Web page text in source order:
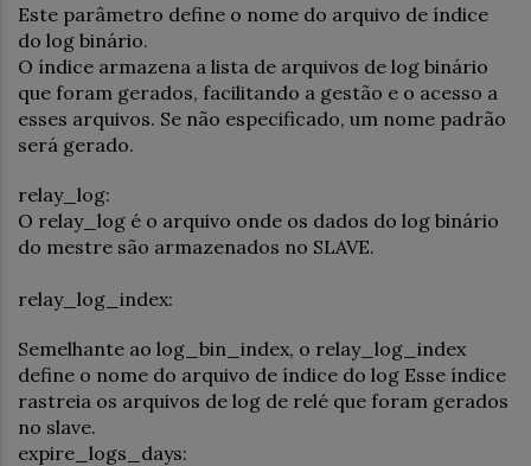
Este parâmetro define o nome do arquivo de índice
do log binário.
O índice armazena a lista de arquivos de log binário
que foram gerados, facilitando a gestão e o acesso a
esses arquivos. Se não especificado, um nome padrão
será gerado.
relay_log:
O relay_log é o arquivo onde os dados do log binário
do mestre são armazenados no SLAVE.
relay_log_index:
Semelhante ao log_bin_index, o relay_log_index
define o nome do arquivo de índice do log Esse índice
rastreia os arquivos de log de relé que foram gerados
no slave.
expire_logs_days: